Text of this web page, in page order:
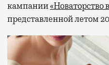
кампании«Новаторство
представленной летом